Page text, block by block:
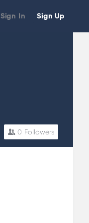
Sign In Sign Up
0 Followers